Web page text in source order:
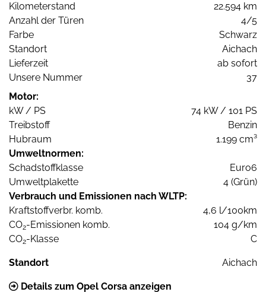
Kilometerstand
22.594 km
Anzahl der Türen
4/5
Farbe
Schwarz
Standort
Aichach
Lieferzeit
ab sofort
Unsere Nummer
37
Motor:
kW / PS
74 kW / 101 PS
Treibstoff
Benzin
Hubraum
1.199 cm³
Umweltnormen:
Schadstoffklasse
Euro6
Umweltplakette
4 (Grün)
Verbrauch und Emissionen nach WLTP:
Kraftstoffverbr. komb.
4,6 l/100km
CO2-Emissionen komb.
104 g/km
CO2-Klasse C
Standort Aichach
Details zum Opel Corsa anzeigen